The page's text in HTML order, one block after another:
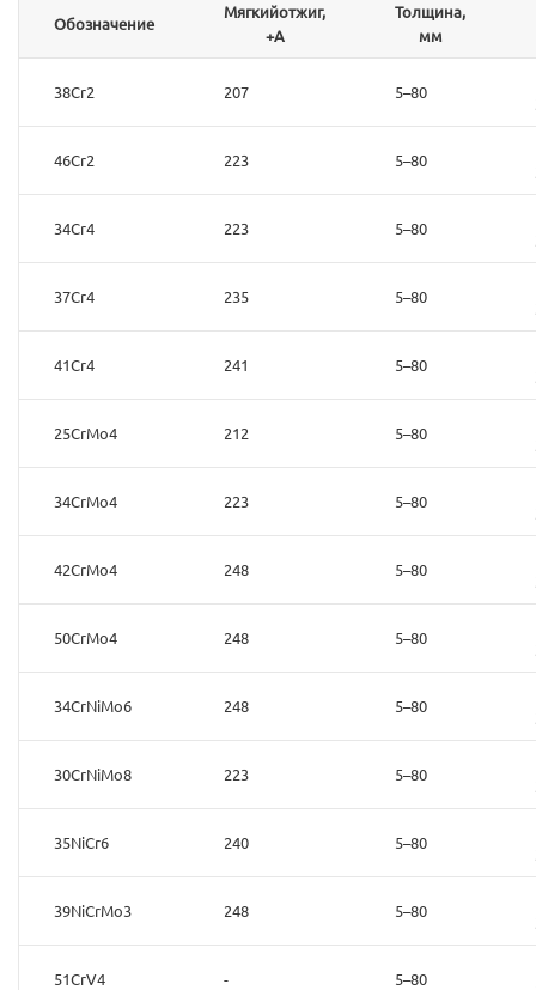
Обозначение
Мягкийотжиг,
+А
Толщина,
мм
38Cr2 207 5–80
46Cr2 223 5–80
34Cr4 223 5–80
37Cr4 235 5–80
41Cr4 241 5–80
25CrMo4 212 5–80
34CrMo4 223 5–80
42CrMo4 248 5–80
50CrMo4 248 5–80
34CrNiMo6 248 5–80
30CrNiMo8 223 5–80
35NiCr6 240 5–80
39NiCrMo3 248 5–80
51CrV4 - 5–80